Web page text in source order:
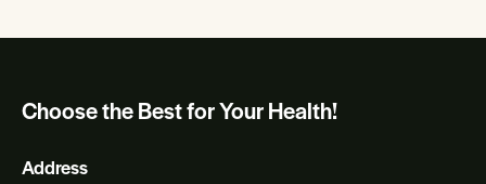
Choose the Best for Your Health!
Address